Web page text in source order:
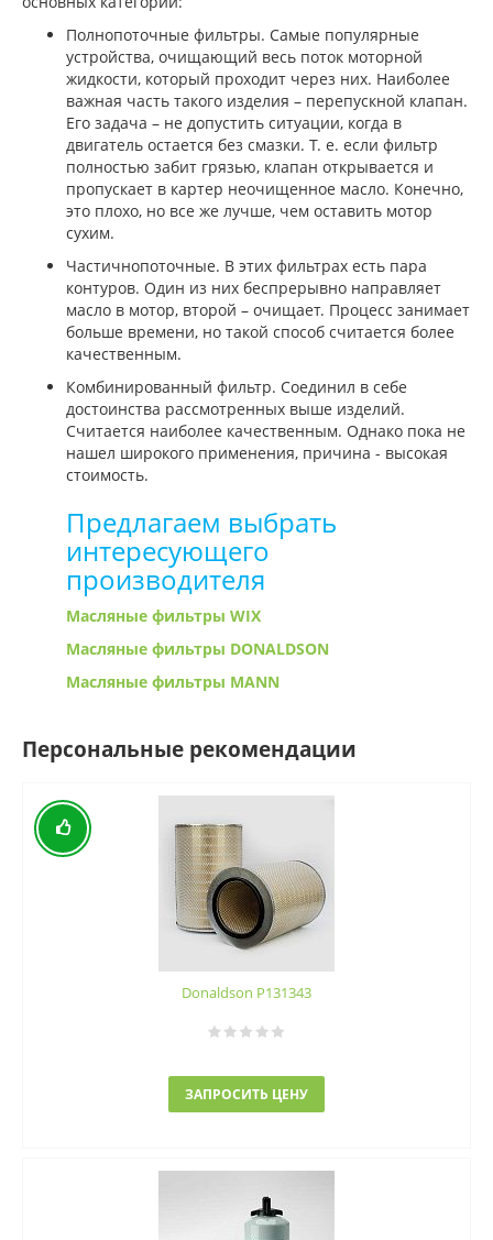
Полнопоточные фильтры. Самые популярные
устройства, очищающий весь поток моторной
жидкости, который проходит через них. Наиболее
важная часть такого изделия – перепускной клапан.
Его задача – не допустить ситуации, когда в
двигатель остается без смазки. Т. е. если фильтр
полностью забит грязью, клапан открывается и
пропускает в картер неочищенное масло. Конечно,
это плохо, но все же лучше, чем оставить мотор
сухим.
Частичнопоточные. В этих фильтрах есть пара
контуров. Один из них беспрерывно направляет
масло в мотор, второй – очищает. Процесс занимает
больше времени, но такой способ считается более
качественным.
Комбинированный фильтр. Соединил в себе
достоинства рассмотренных выше изделий.
Считается наиболее качественным. Однако пока не
нашел широкого применения, причина - высокая
стоимость.
Предлагаем выбрать
интересующего
производителя
Масляные фильтры WIX
Масляные фильтры DONALDSON
Масляные фильтры MANN
Персональные рекомендации
Donaldson P131343
ЗАПРОСИТЬ ЦЕНУ